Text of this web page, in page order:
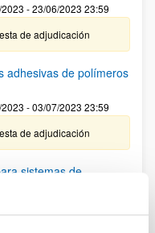
- 23/06/2023 23:59
de adjudicación
adhesivas de polímeros
- 03/07/2023 23:59
de adjudicación
sistemas de
de inteligencia